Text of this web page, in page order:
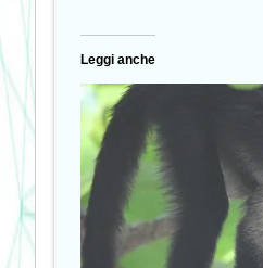
Leggi anche